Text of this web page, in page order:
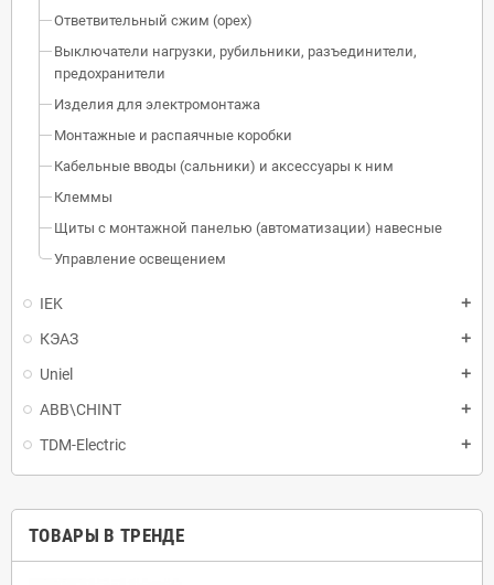
Ответвительный сжим (орех)
Выключатели нагрузки, рубильники, разъединители,
предохранители
Изделия для электромонтажа
Монтажные и распаячные коробки
Кабельные вводы (сальники) и аксессуары к ним
Клеммы
Щиты с монтажной панелью (автоматизации) навесные
Управление освещением
IEK
КЭАЗ
Uniel
ABB\CHINT
TDM-Electric
ТОВАРЫ В ТРЕНДЕ